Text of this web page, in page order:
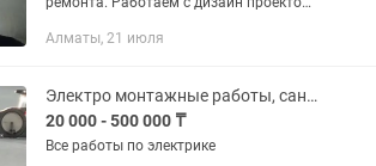
работы.Красим стеный любой
Алматы, 21 июля
Электро монтажные работы, сантехника
20 000 - 500 000 ₸
Все работы по электрике